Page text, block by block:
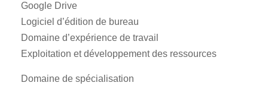
Google Drive
Logiciel d’édition de bureau
Domaine d’expérience de travail
Exploitation et développement des ressources
Domaine de spécialisation